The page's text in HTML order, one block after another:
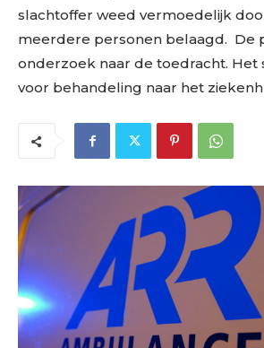
slachtoffer weed vermoedelijk
meerdere personen belaagd. De
onderzoek naar de toedracht. Het
voor behandeling naar het